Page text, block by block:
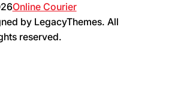
Online Courier
by LegacyThemes. All
reserved.